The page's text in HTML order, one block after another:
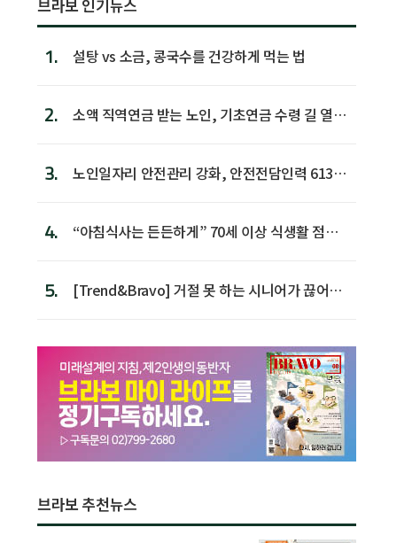
브라보 인기뉴스
1. 설탕 vs 소금, 콩국수를 건강하게 먹는 법
2.
소액 직역연금 받는 노인, 기초연금 수령 길 열린
3.
노인일자리 안전관리 강화, 안전전담인력 613명
4.
“아침식사는 든든하게” 70세 이상 식생활 점수
5.
[Trend&Bravo] 거절 못 하는 시니어가 끊어야
브라보 추천뉴스